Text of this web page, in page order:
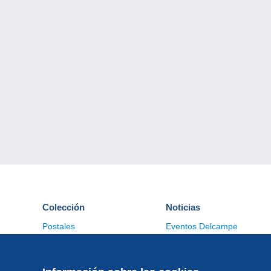
Colección
Postales
Otras colecciones
Noticias
Eventos Delcampe